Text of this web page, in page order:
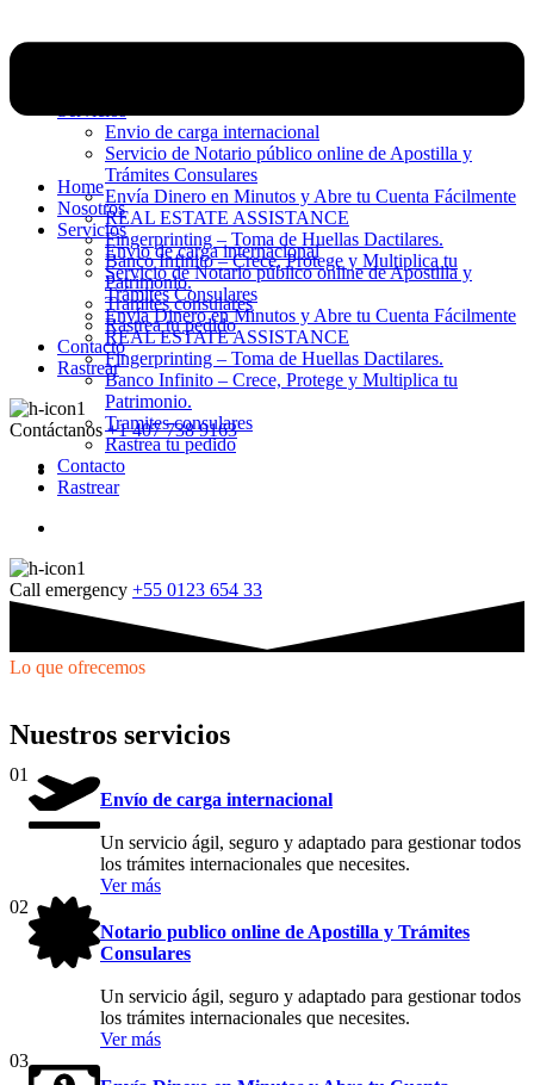
Envio de carga internacional
Servicio de Notario público online de Apostilla y
Trámites Consulares
Envía Dinero en Minutos y Abre tu Cuenta Fácilmente
REAL ESTATE ASSISTANCE
Fingerprinting – Toma de Huellas Dactilares.
Banco Infinito – Crece, Protege y Multiplica tu
Patrimonio.
Tramites consulares
Rastrea tu pedido
Contacto
Rastrear
Contáctanos +1 407 738 9163
Home
Nosotros
Servicios
Envio de carga internacional
Servicio de Notario público online de Apostilla y
Trámites Consulares
Envía Dinero en Minutos y Abre tu Cuenta Fácilmente
REAL ESTATE ASSISTANCE
Fingerprinting – Toma de Huellas Dactilares.
Banco Infinito – Crece, Protege y Multiplica tu
Patrimonio.
Tramites consulares
Rastrea tu pedido
Contacto
Rastrear
Call emergency +55 0123 654 33
Lo que ofrecemos
Nuestros servicios
01
Envío de carga internacional
Un servicio ágil, seguro y adaptado para gestionar todos
los trámites internacionales que necesites.
Ver más
02
Notario publico online de Apostilla y Trámites
Consulares
Un servicio ágil, seguro y adaptado para gestionar todos
los trámites internacionales que necesites.
Ver más
03